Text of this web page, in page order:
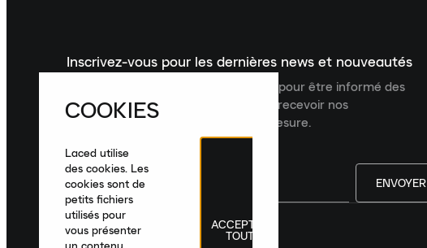
Inscrivez-vous pour les dernières news et nouveautés
Inscrivez-vous à la newsletter Laced pour être informé des
dernières nouveautés, collections et recevoir nos
recommandations de produits sur mesure.
ENVOYER
France|Français
COOKIES
Laced utilise
des cookies. Les
cookies sont de
petits fichiers
utilisés pour
vous présenter
ACCEPTER
TOUT